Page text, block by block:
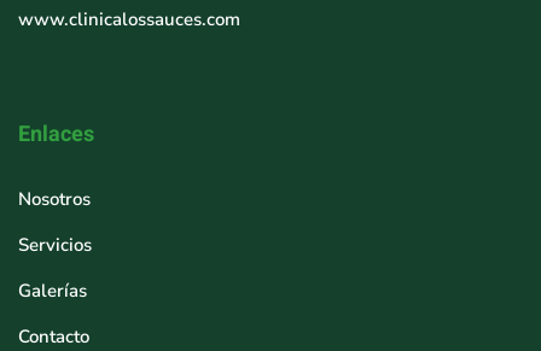
www.clinicalossauces.com
Enlaces
Nosotros
Servicios
Galerías
Contacto